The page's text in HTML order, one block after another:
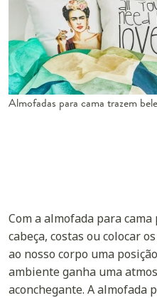
Almofadas para cama trazem
Com a almofada para
cabeça, costas ou colocar
ao nosso corpo uma
ambiente ganha uma
aconchegante. A almofada